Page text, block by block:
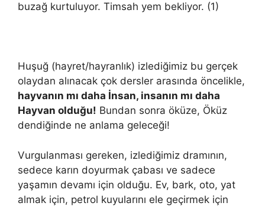
buzağ kurtuluyor. Timsah yem bekliyor. (1)
Huşuğ (hayret/hayranlık) izlediğimiz bu gerçek
olaydan alınacak çok dersler arasında öncelikle,
hayvanın mı daha İnsan, insanın mı daha
Hayvan olduğu! Bundan sonra öküze, Öküz
dendiğinde ne anlama geleceği!
Vurgulanması gereken, izlediğimiz dramının,
sedece karın doyurmak çabası ve sadece
yaşamın devamı için olduğu. Ev, bark, oto, yat
almak için, petrol kuyularını ele geçirmek için